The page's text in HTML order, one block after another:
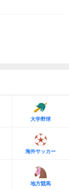
大学野球
海外サッカー
地方競馬